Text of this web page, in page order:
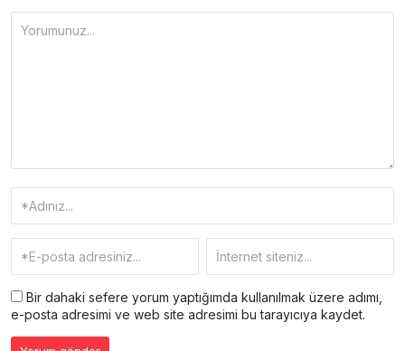
Bir dahaki sefere yorum yaptığımda kullanılmak üzere adımı,
e-posta adresimi ve web site adresimi bu tarayıcıya kaydet.